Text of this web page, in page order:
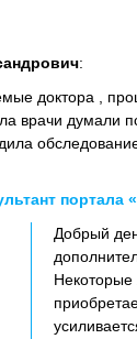
:
доктора ,
врачи думали
портала
Добрый